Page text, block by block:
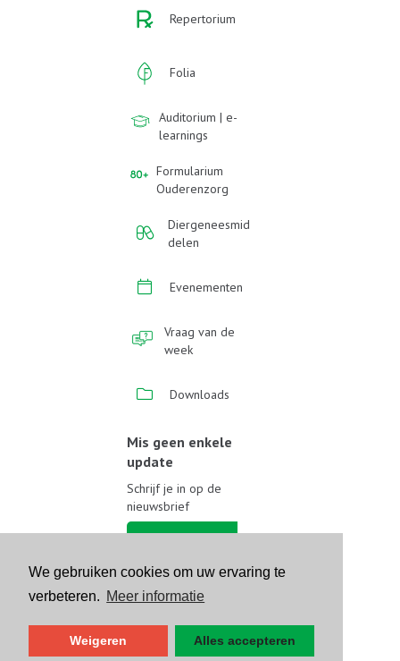
We gebruiken cookies om uw ervaring te
verbeteren. Meer informatie
Weigeren Alles accepteren
Repertorium
Folia
Auditorium | e-
learnings
Formularium
Ouderenzorg
Diergeneesmid
delen
Evenementen
Vraag van de
week
Downloads
Mis geen enkele
update
Schrijf je in op de
nieuwsbrief
Volg ons op sociale media